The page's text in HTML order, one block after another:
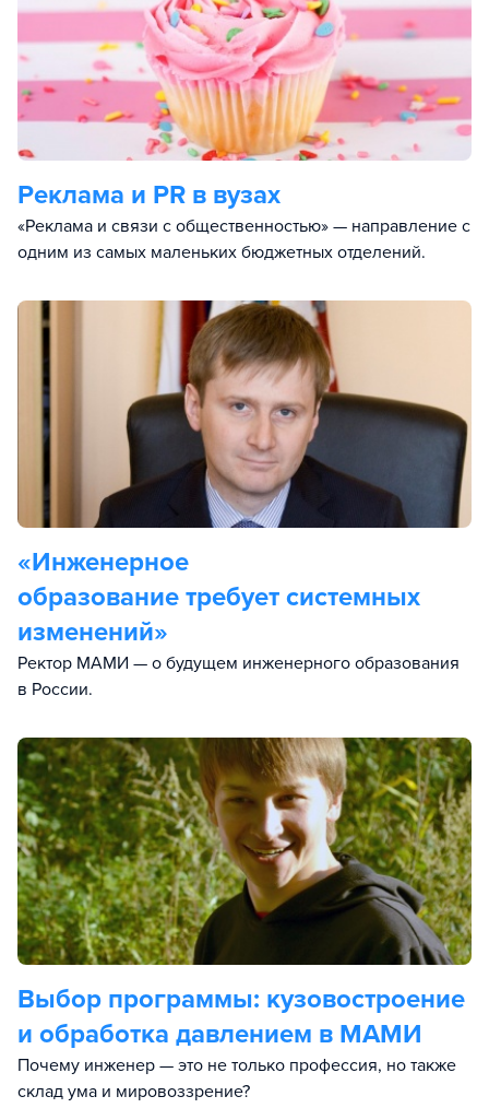
Реклама и PR в вузах
«Реклама и связи с общественностью» — направление с
одним из самых маленьких бюджетных отделений.
«Инженерное
образование требует системных
изменений»
Ректор МАМИ — о будущем инженерного образования
в России.
Выбор программы: кузовостроение
и обработка давлением в МАМИ
Почему инженер — это не только профессия, но также
склад ума и мировоззрение?